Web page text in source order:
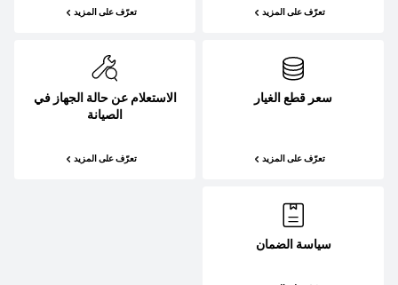
تعرّف على المزيد تعرّف على المزيد
سعر قطع الغيار
تعرّف على المزيد
الاستعلام عن حالة الجهاز في
الصيانة
تعرّف على المزيد
سياسة الضمان